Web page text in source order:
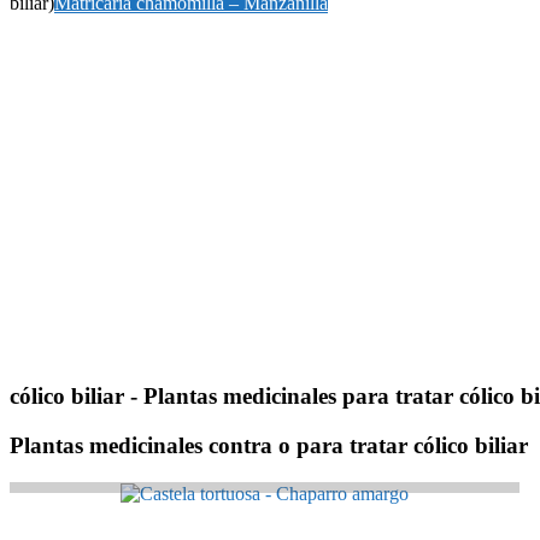
cólico biliar - Plantas medicinales para tratar cólico
Plantas medicinales contra o para tratar cólico biliar
Castela tortuosa – Chaparro amargo